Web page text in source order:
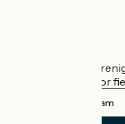
De nationale
officiële gids voor
Instagram